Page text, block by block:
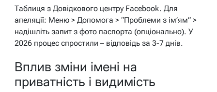
Таблиця з Довідкового центру Facebook. Для
апеляції: Меню > Допомога > “Проблеми з ім’ям” >
надішліть запит з фото паспорта (опціонально). У
2026 процес спростили – відповідь за 3-7 днів.
Вплив зміни імені на
приватність і видимість